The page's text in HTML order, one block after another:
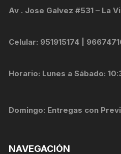
Av . Jose Galvez #531 – La
Celular: 951915174 |
Horario: Lunes a Sábado:
Domingo: Entregas con
NAVEGACIÓN